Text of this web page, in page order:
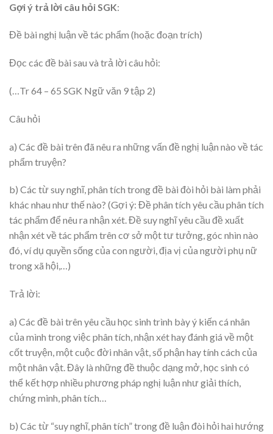
Gợi ý trả lời câu hỏi SGK:
Đề bài nghị luận về tác phẩm (hoặc đoạn trích)
Đọc các đề bài sau và trả lời câu hỏi:
(…Tr 64 – 65 SGK Ngữ văn 9 tập 2)
Câu hỏi
a) Các đề bài trên đã nêu ra những vấn đề nghị luận nào về tác
phẩm truyện?
b) Các từ suy nghĩ, phân tích trong đề bài đòi hỏi bài làm phải
khác nhau như thế nào? (Gợi ý: Đề phân tích yêu cầu phân tích
tác phẩm để nêu ra nhận xét. Đề suy nghĩ yêu cầu đề xuất
nhận xét về tác phẩm trên cơ sở một tư tưởng, góc nhìn nào
đó, ví dụ quyền sống của con người, địa vị của người phụ nữ
trong xã hội,…)
Trả lời:
a) Các đề bài trên yêu cầu học sinh trình bày ý kiến cá nhân
của mình trong việc phân tích, nhận xét hay đánh giá về một
cốt truyện, một cuộc đời nhân vật, số phận hay tính cách của
một nhân vật. Đây là những đề thuộc dạng mở, học sinh có
thể kết hợp nhiều phương pháp nghị luận như giải thích,
chứng minh, phân tích…
b) Các từ “suy nghĩ, phân tích” trong đề luận đòi hỏi hai hướng